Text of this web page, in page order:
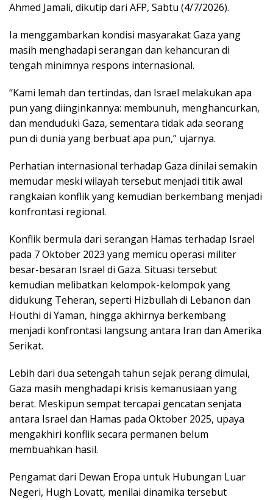
Ahmed Jamali, dikutip dari AFP, Sabtu (4/7/2026).
Ia menggambarkan kondisi masyarakat Gaza yang
masih menghadapi serangan dan kehancuran di
tengah minimnya respons internasional.
“Kami lemah dan tertindas, dan Israel melakukan apa
pun yang diinginkannya: membunuh, menghancurkan,
dan menduduki Gaza, sementara tidak ada seorang
pun di dunia yang berbuat apa pun,” ujarnya.
Perhatian internasional terhadap Gaza dinilai semakin
memudar meski wilayah tersebut menjadi titik awal
rangkaian konflik yang kemudian berkembang menjadi
konfrontasi regional.
Konflik bermula dari serangan Hamas terhadap Israel
pada 7 Oktober 2023 yang memicu operasi militer
besar-besaran Israel di Gaza. Situasi tersebut
kemudian melibatkan kelompok-kelompok yang
didukung Teheran, seperti Hizbullah di Lebanon dan
Houthi di Yaman, hingga akhirnya berkembang
menjadi konfrontasi langsung antara Iran dan Amerika
Serikat.
Lebih dari dua setengah tahun sejak perang dimulai,
Gaza masih menghadapi krisis kemanusiaan yang
berat. Meskipun sempat tercapai gencatan senjata
antara Israel dan Hamas pada Oktober 2025, upaya
mengakhiri konflik secara permanen belum
membuahkan hasil.
Pengamat dari Dewan Eropa untuk Hubungan Luar
Negeri, Hugh Lovatt, menilai dinamika tersebut